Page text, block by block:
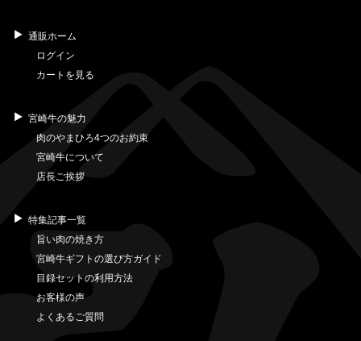
通販ホーム
ログイン
カートを見る
宮崎牛の魅力
肉のやまひろ4つのお約束
宮崎牛について
店長ご挨拶
特集記事一覧
旨い肉の焼き方
宮崎牛ギフトの選び方ガイド
目録セットの利用方法
お客様の声
よくあるご質問